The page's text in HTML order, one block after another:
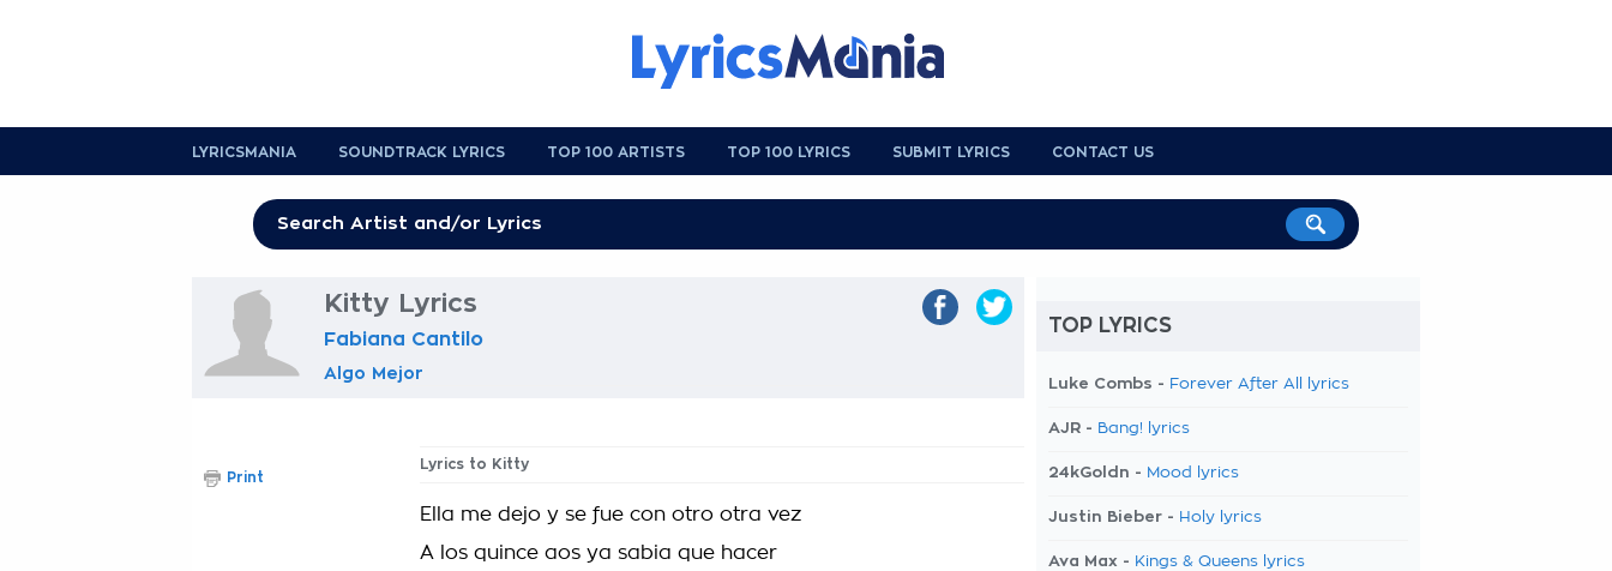
LYRICSMANIA SOUNDTRACK LYRICS TOP 100 ARTISTS TOP 100 LYRICS SUBMIT LYRICS CONTACT US
Kitty Lyrics
Fabiana Cantilo
Algo Mejor
Lyrics to Kitty
Ella me dejo y se fue con otro otra vez
A los quince aos ya sabia que hacer
Print
TOP LYRICS
Luke Combs - Forever After All lyrics
AJR - Bang! lyrics
24kGoldn - Mood lyrics
Justin Bieber - Holy lyrics
Ava Max - Kings & Queens lyrics